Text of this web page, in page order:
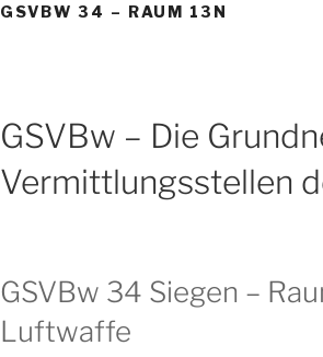
GSVBW 34 – RAUM 13N
GSVBw – Die
Vermittlungsstellen
GSVBw 34 Siegen –
Luftwaffe